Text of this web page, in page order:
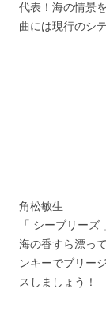
代表！海の情景
曲には現行のシ
角松敏生
「 シーブリーズ
海の香すら漂っ
ンキーでブリー
スしましょう！